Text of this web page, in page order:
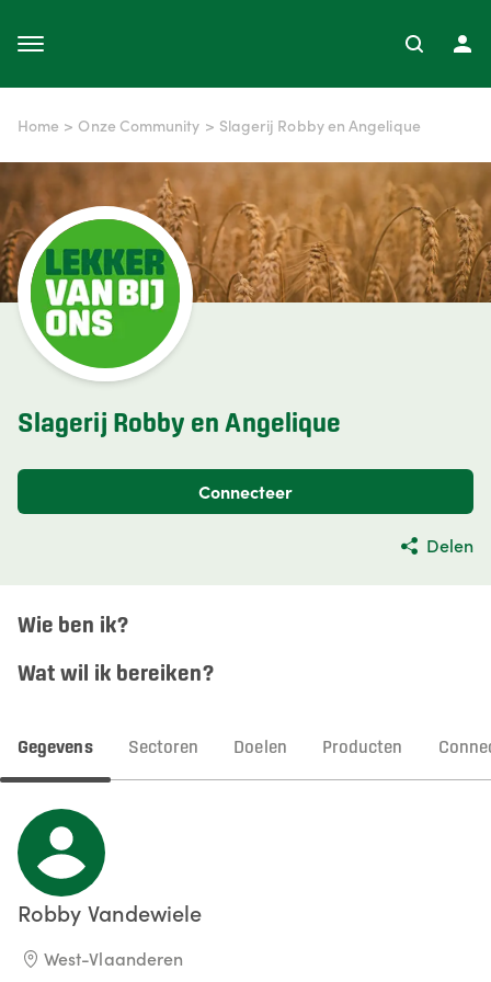
Home > Onze Community > Slagerij Robby en Angelique
Slagerij Robby en Angelique
Connecteer
Delen
Wie ben ik?
Wat wil ik bereiken?
Gegevens Sectoren Doelen Producten
Robby Vandewiele
West-Vlaanderen